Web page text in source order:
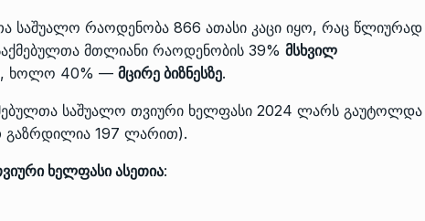
საშუალო რაოდენობა 866 ათასი კაცი იყო, რაც წლიურად
მთლიანი რაოდენობის 39% მსხვილ
, ხოლო 40% — მცირე ბიზნესზე.
საშუალო თვიური ხელფასი 2024 ლარს გაუტოლდა
გაზრდილია 197 ლარით).
ხელფასი ასეთია: